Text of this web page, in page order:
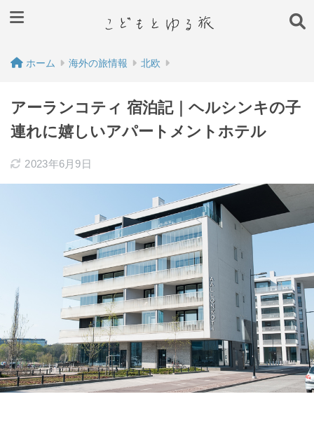
ホーム 海外の旅情報 北欧
アーランコティ 宿泊記｜ヘルシンキの子
連れに嬉しいアパートメントホテル
2023年6月9日